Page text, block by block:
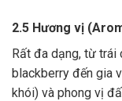
2.5 Hương vị
Rất đa dạng, từ trái
blackberry đến gia
khói) và phong vị